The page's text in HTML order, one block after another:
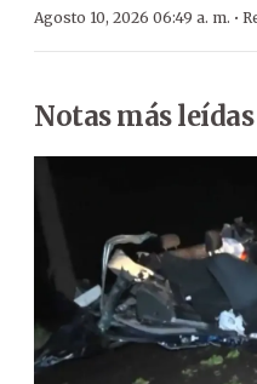
Agosto 10, 2026 06:49 a. m. ·
Notas más leídas